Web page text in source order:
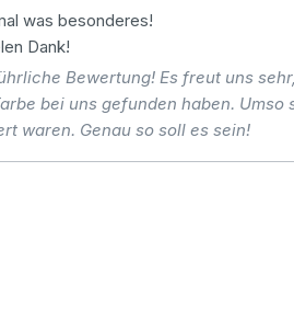
was besonderes!
Dank!
Bewertung! Es freut uns
bei uns gefunden haben. Umso
waren. Genau so soll es sein!